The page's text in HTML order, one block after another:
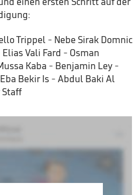
Trippel - Nebe Sirak Domnic
Vali Fard - Osman
Kaba - Benjamin Ley -
Bekir Is - Abdul Baki Al